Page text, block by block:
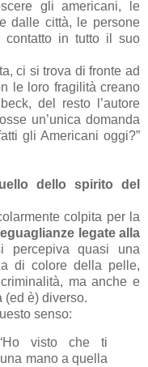
gli americani, le
dalle città, le persone
contatto in tutto il suo
ci si trova di fronte ad
le loro fragilità creano
del resto l’autore
un’unica domanda
gli Americani oggi?”
dello spirito del
colpita per la
legate alla
quasi una
di colore della pelle,
ma anche e
(ed è) diverso.
senso:
visto che ti
mano a quella